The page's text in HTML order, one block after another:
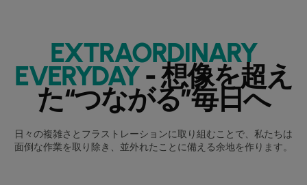
EXTRAORDINARY
EVERYDAY- 想像を超え
た“つながる”毎日へ
日々の複雑さとフラストレーションに取り組むことで、私たちは
面倒な作業を取り除き、並外れたことに備える余地を作ります。